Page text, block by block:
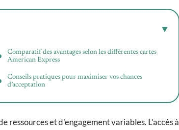
Comparatif des avantages selon les différentes cartes
American Express
Conseils pratiques pour maximiser vos chances
d’acceptation
et d’engagement variables. L’accès à